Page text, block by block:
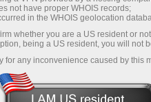
Савдо
Демо-ҳисоб-
not have proper WHOIS records;
in the WHOIS geolocation
whether you are a US resident or
being a US resident, you will not
for any inconvenience caused by this